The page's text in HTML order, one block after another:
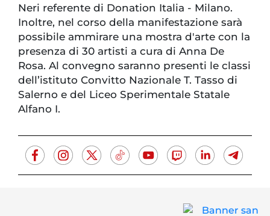
Neri referente di Donation Italia - Milano.
Inoltre, nel corso della manifestazione sarà
possibile ammirare una mostra d'arte con la
presenza di 30 artisti a cura di Anna De
Rosa. Al convegno saranno presenti le classi
dell’istituto Convitto Nazionale T. Tasso di
Salerno e del Liceo Sperimentale Statale
Alfano I.